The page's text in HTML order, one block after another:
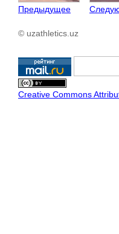
Предыдущее
© uzathletics.uz
Creative Commons